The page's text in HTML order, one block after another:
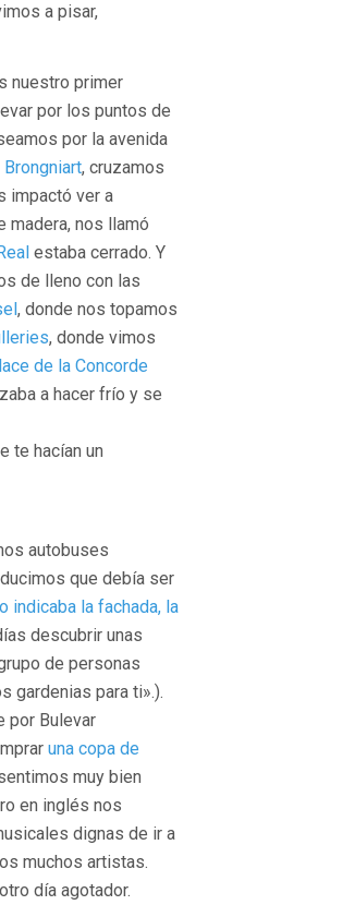
a pisar,
nuestro primer
por los puntos de
por la avenida
, cruzamos
impactó ver a
madera, nos llamó
estaba cerrado. Y
de lleno con las
, donde nos topamos
, donde vimos
de la Concorde
a hacer frío y se
te hacían un
autobuses
que debía ser
indicaba la fachada, la
descubrir unas
de personas
gardenias para ti».).
por Bulevar
una copa de
muy bien
en inglés nos
dignas de ir a
muchos artistas.
día agotador.